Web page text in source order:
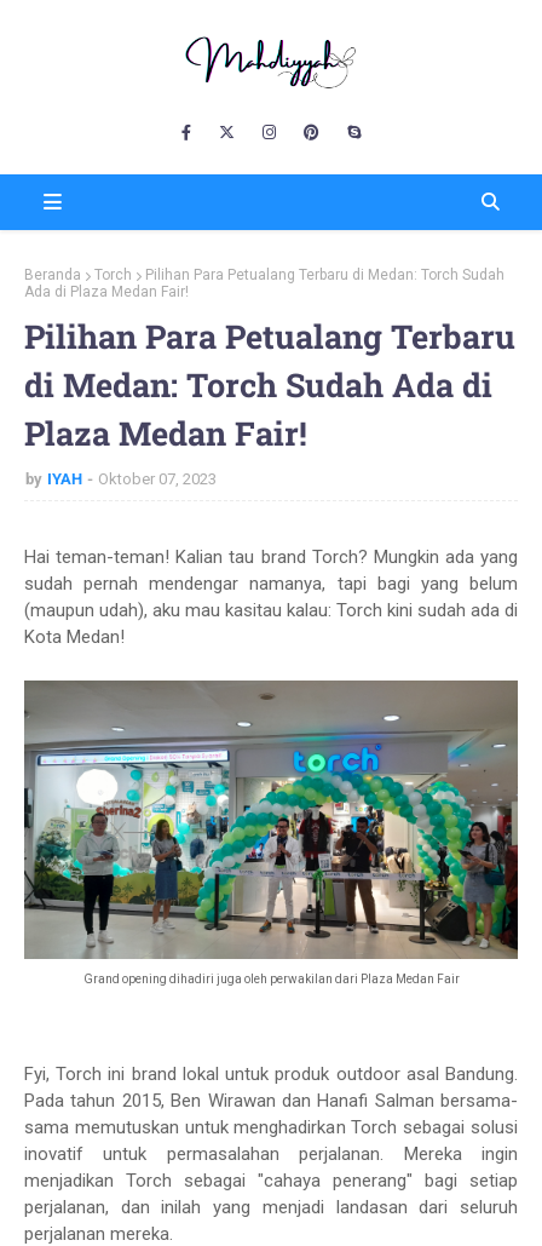
Beranda Torch
Pilihan Para Petualang Terbaru di Medan: Torch Sudah
Ada di Plaza Medan Fair!
Pilihan Para Petualang Terbaru
di Medan: Torch Sudah Ada di
Plaza Medan Fair!
by IYAH Oktober 07, 2023
Hai teman-teman! Kalian tau brand Torch? Mungkin ada yang
sudah pernah mendengar namanya, tapi bagi yang belum
(maupun udah), aku mau kasitau kalau: Torch kini sudah ada di
Kota Medan!
Grand opening dihadiri juga oleh perwakilan dari Plaza Medan Fair
Fyi, Torch ini brand lokal untuk produk outdoor asal Bandung.
Pada tahun 2015, Ben Wirawan dan Hanafi Salman bersama-
sama memutuskan untuk menghadirkan Torch sebagai solusi
inovatif untuk permasalahan perjalanan. Mereka ingin
menjadikan Torch sebagai "cahaya penerang" bagi setiap
perjalanan, dan inilah yang menjadi landasan dari seluruh
perjalanan mereka.